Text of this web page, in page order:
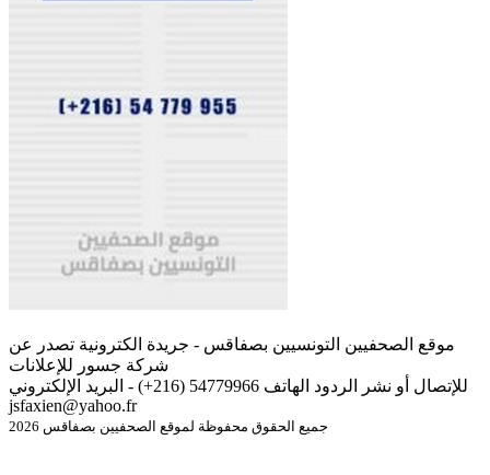
موقع الصحفيين التونسيين بصفاقس - جريدة الكترونية تصدر عن
شركة جسور للإعلانات
للإتصال أو نشر الردود الهاتف 54779966 (216+) - البريد الإلكتروني
jsfaxien@yahoo.fr
جميع الحقوق محفوظة لموقع الصحفيين بصفاقس 2026